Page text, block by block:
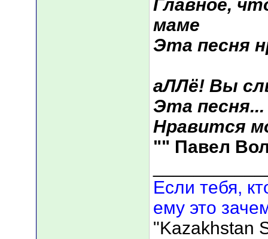
Главное,
маме
Эта песня
аЛЛё! Вы
Эта песня...
Нравится
"" Павел
Если тебя,
ему это
"Kazakhstan